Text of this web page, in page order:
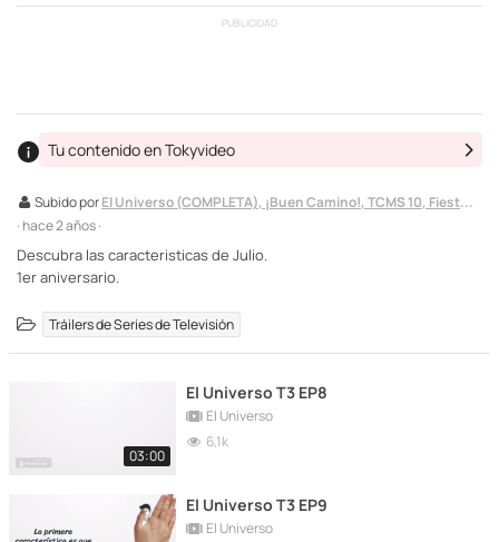
PUBLICIDAD
Subido por
El Universo (COMPLETA), ¡Buen Camino!, TCMS 10, Fiestas Nacionales, Pelis, y, Willy Fogg 1 & 2
· hace 2 años ·
Tu contenido en Tokyvideo
Descubra las caracteristicas de Julio.
1er aniversario.
Tráilers de Series de Televisión
03:00
El Universo T3 EP8
El Universo
6,1k
El Universo T3 EP9
El Universo